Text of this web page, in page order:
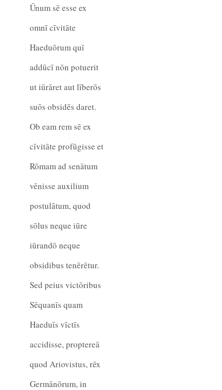
Ūnum sē esse ex
omnī cīvitāte
Haeduōrum quī
addūcī nōn potuerit
ut iūrāret aut līberōs
suōs obsidēs daret.
Ob eam rem sē ex
cīvitāte profūgisse et
Rōmam ad senātum
vēnisse auxilium
postulātum, quod
sōlus neque iūre
iūrandō neque
obsidibus tenērētur.
Sed peius victōribus
Sēquanīs quam
Haeduīs vīctīs
accidisse, proptereā
quod Ariovistus, rēx
Germānōrum, in